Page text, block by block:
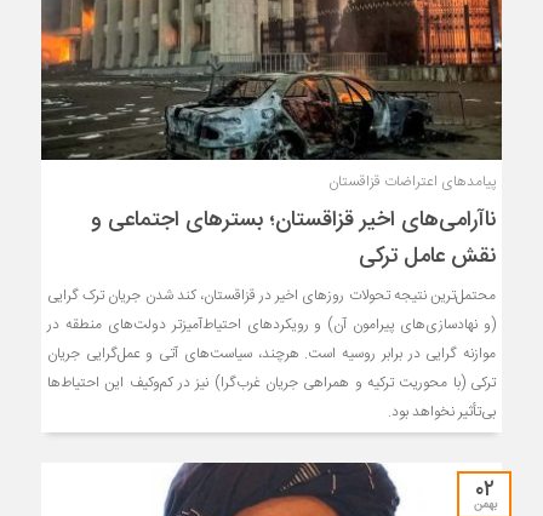
پیامدهای اعتراضات قزاقستان
ناآرامی‌های اخیر قزاقستان؛ بسترهای اجتماعی و
نقش عامل ترکی
محتمل‌ترین نتیجه تحولات روزهای اخیر در قزاقستان، کند شدن جریان ترک گرایی
(و نهادسازی‌های پیرامون آن) و رویکردهای احتیاط‌آمیزتر دولت‌های منطقه در
موازنه گرایی در برابر روسیه است. هرچند، سیاست‌های آتی و عمل‌گرایی جریان
ترکی (با محوریت ترکیه و همراهی جریان غرب‌گرا) نیز در کم‌وکیف این احتیاط‌ها
بی‌تأثیر نخواهد بود.
۰۲
بهمن